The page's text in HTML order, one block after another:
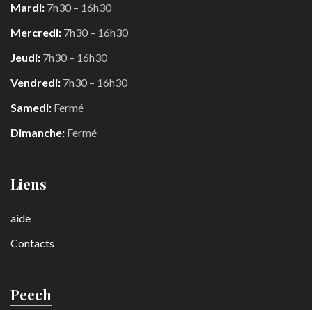
Mardi: 7h30 – 16h30
Mercredi: 7h30 – 16h30
Jeudi: 7h30 – 16h30
Vendredi: 7h30 – 16h30
Samedi: Fermé
Dimanche: Fermé
Liens
aide
Contacts
Peech